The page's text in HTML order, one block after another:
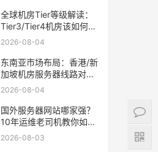
全球机房Tier等级解读：
Tier3/Tier4机房该如何选
择？
2026-08-04
东南亚市场布局：香港/新
加坡机房服务器线路对
比，谁更适合你的出海业
2026-08-04
国外服务器网站哪家强？
10年运维老司机教你如何
分辨好坏
2026-08-03